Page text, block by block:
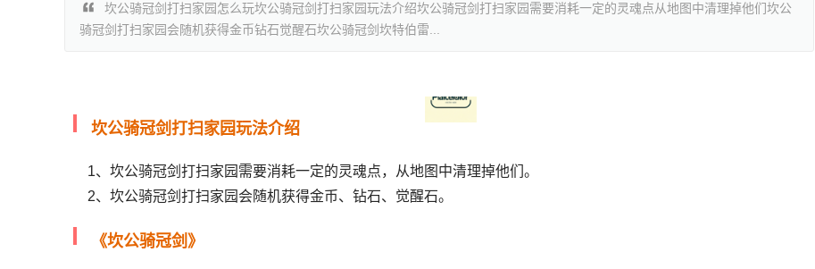
坎公骑冠剑打扫家园怎么玩坎公骑冠剑打扫家园玩法介绍坎公骑冠剑打扫家园需要消耗一定的灵魂点从地图中清理掉他们坎公
骑冠剑打扫家园会随机获得金币钻石觉醒石坎公骑冠剑坎特伯雷...
坎公骑冠剑打扫家园玩法介绍
1、坎公骑冠剑打扫家园需要消耗一定的灵魂点，从地图中清理掉他们。
2、坎公骑冠剑打扫家园会随机获得金币、钻石、觉醒石。
《坎公骑冠剑》